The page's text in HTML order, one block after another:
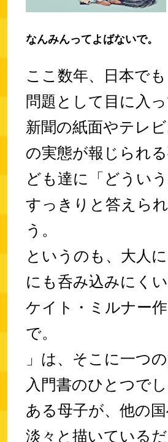
なんみんってよばないで。
ここ数年、日本で
問題として目に入
新聞の紙面やテレ
の実態が報じられ
ども達に「どうい
すっきりと答えら
う。
というのも、大人
にも呑み込みにく
ケイト・ミルナー
で。
」は、そこに一つ
入門書のひとつでし
ある母子が、他の
淡々と描いている